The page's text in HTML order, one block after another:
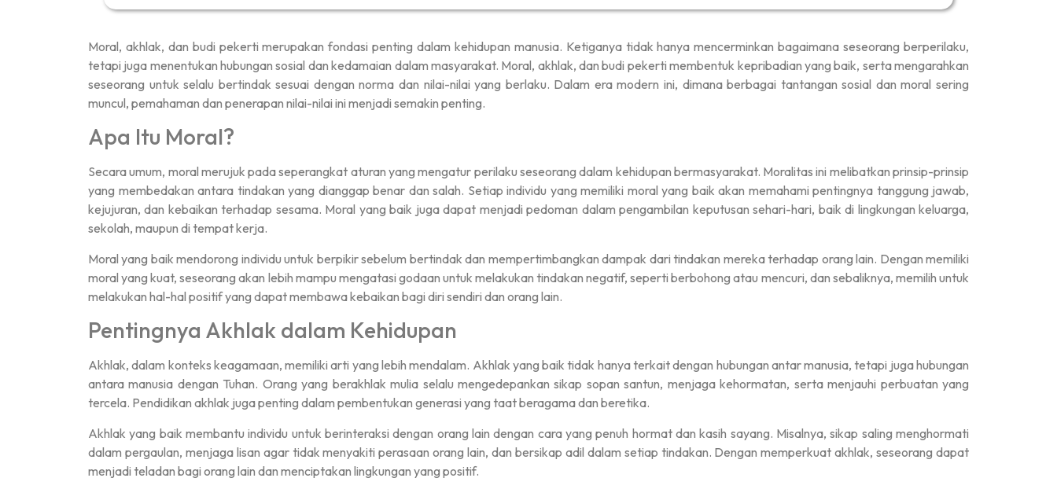
Moral, akhlak, dan budi pekerti merupakan fondasi penting dalam kehidupan manusia. Ketiganya tidak hanya mencerminkan bagaimana seseorang berperilaku,
tetapi juga menentukan hubungan sosial dan kedamaian dalam masyarakat. Moral, akhlak, dan budi pekerti membentuk kepribadian yang baik, serta mengarahkan
seseorang untuk selalu bertindak sesuai dengan norma dan nilai-nilai yang berlaku. Dalam era modern ini, dimana berbagai tantangan sosial dan moral sering
muncul, pemahaman dan penerapan nilai-nilai ini menjadi semakin penting.
Apa Itu Moral?
Secara umum, moral merujuk pada seperangkat aturan yang mengatur perilaku seseorang dalam kehidupan bermasyarakat. Moralitas ini melibatkan prinsip-prinsip
yang membedakan antara tindakan yang dianggap benar dan salah. Setiap individu yang memiliki moral yang baik akan memahami pentingnya tanggung jawab,
kejujuran, dan kebaikan terhadap sesama. Moral yang baik juga dapat menjadi pedoman dalam pengambilan keputusan sehari-hari, baik di lingkungan keluarga,
sekolah, maupun di tempat kerja.
Moral yang baik mendorong individu untuk berpikir sebelum bertindak dan mempertimbangkan dampak dari tindakan mereka terhadap orang lain. Dengan memiliki
moral yang kuat, seseorang akan lebih mampu mengatasi godaan untuk melakukan tindakan negatif, seperti berbohong atau mencuri, dan sebaliknya, memilih untuk
melakukan hal-hal positif yang dapat membawa kebaikan bagi diri sendiri dan orang lain.
Pentingnya Akhlak dalam Kehidupan
Akhlak, dalam konteks keagamaan, memiliki arti yang lebih mendalam. Akhlak yang baik tidak hanya terkait dengan hubungan antar manusia, tetapi juga hubungan
antara manusia dengan Tuhan. Orang yang berakhlak mulia selalu mengedepankan sikap sopan santun, menjaga kehormatan, serta menjauhi perbuatan yang
tercela. Pendidikan akhlak juga penting dalam pembentukan generasi yang taat beragama dan beretika.
Akhlak yang baik membantu individu untuk berinteraksi dengan orang lain dengan cara yang penuh hormat dan kasih sayang. Misalnya, sikap saling menghormati
dalam pergaulan, menjaga lisan agar tidak menyakiti perasaan orang lain, dan bersikap adil dalam setiap tindakan. Dengan memperkuat akhlak, seseorang dapat
menjadi teladan bagi orang lain dan menciptakan lingkungan yang positif.